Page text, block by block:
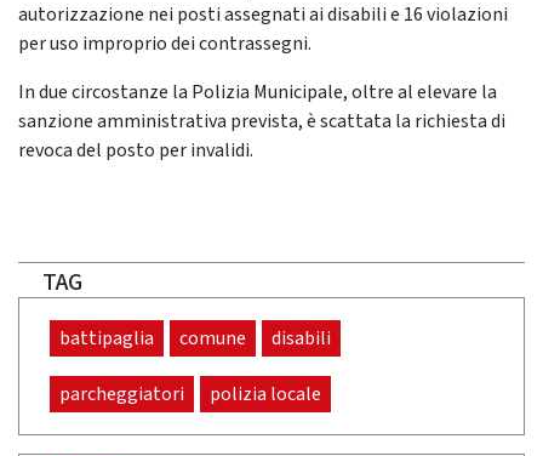
autorizzazione nei posti assegnati ai disabili e 16 violazioni
per uso improprio dei contrassegni.
In due circostanze la Polizia Municipale, oltre al elevare la
sanzione amministrativa prevista, è scattata la richiesta di
revoca del posto per invalidi.
TAG
battipaglia comune disabili
parcheggiatori polizia locale